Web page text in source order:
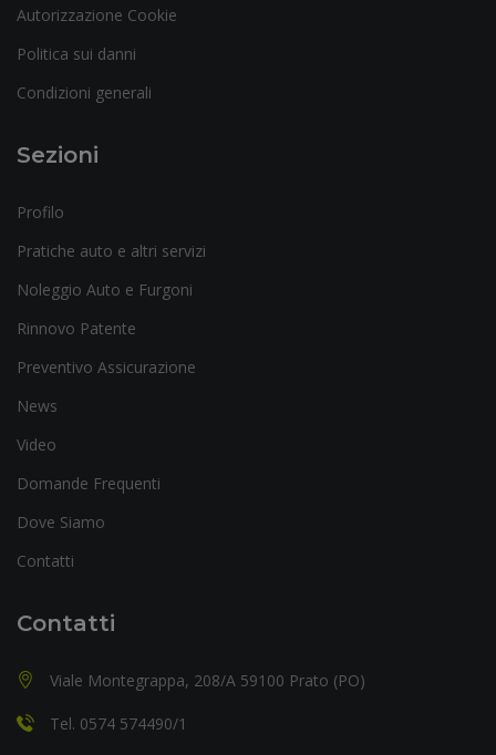
Autorizzazione Cookie
Politica sui danni
Condizioni generali
Sezioni
Profilo
Pratiche auto e altri servizi
Noleggio Auto e Furgoni
Rinnovo Patente
Preventivo Assicurazione
News
Video
Domande Frequenti
Dove Siamo
Contatti
Contatti
Viale Montegrappa, 208/A 59100 Prato (PO)
Tel. 0574 574490/1